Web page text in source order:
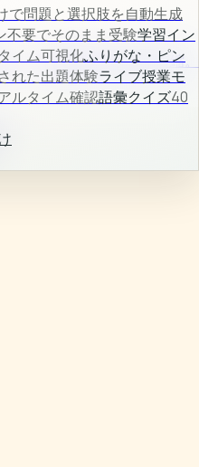
、作成時間を大幅に短縮。
で問題と選択肢を自動生成
不要でそのまま受験学習イン
イム可視化ふりがな・ピン
れた出題体験ライブ授業モ
ルタイム確認語彙クイズ40